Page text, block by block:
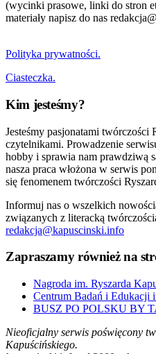
(wycinki prasowe, linki do stron
materiały napisz do nas
Polityka prywatności.
Ciasteczka.
Kim jesteśmy?
Jesteśmy pasjonatami twórczości
czytelnikami. Prowadzenie
hobby i sprawia nam prawdziwą
nasza praca włożona w serwis
się fenomenem twórczości
Informuj nas o wszelkich
związanych z literacką
redakcja@kapuscinski.info
Zapraszamy również na
Nagroda im. Ryszarda
Centrum Badań i Edukacji
BUSZ PO POLSKU BY
Nieoficjalny serwis poświęcony
Kapuścińskiego.